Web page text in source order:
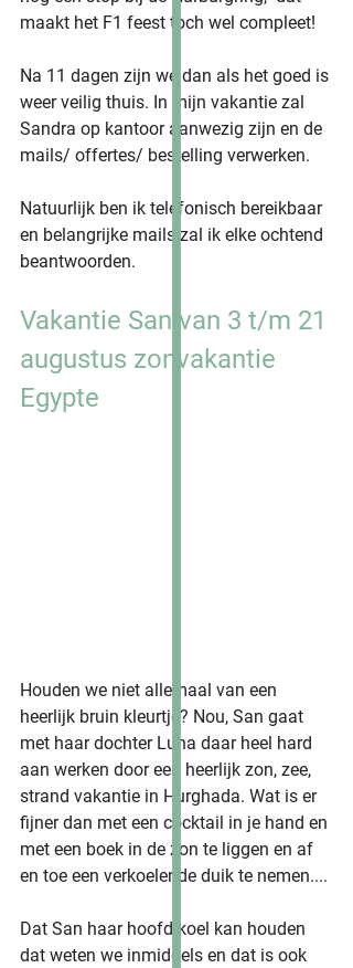
maakt het F1 feest toch wel compleet!
Na 11 dagen zijn we dan als het goed is
weer veilig thuis. In mijn vakantie zal
Sandra op kantoor aanwezig zijn en de
mails/ offertes/ bestelling verwerken.
Natuurlijk ben ik telefonisch bereikbaar
en belangrijke mails zal ik elke ochtend
beantwoorden.
Vakantie San van 3 t/m 21
augustus zonvakantie
Egypte
Houden we niet allemaal van een
heerlijk bruin kleurtje? Nou, San gaat
met haar dochter Luna daar heel hard
aan werken door een heerlijk zon, zee,
strand vakantie in Hurghada. Wat is er
fijner dan met een cocktail in je hand en
met een boek in de zon te liggen en af
en toe een verkoelende duik te nemen....
Dat San haar hoofd koel kan houden
dat weten we inmiddels en dat is ook